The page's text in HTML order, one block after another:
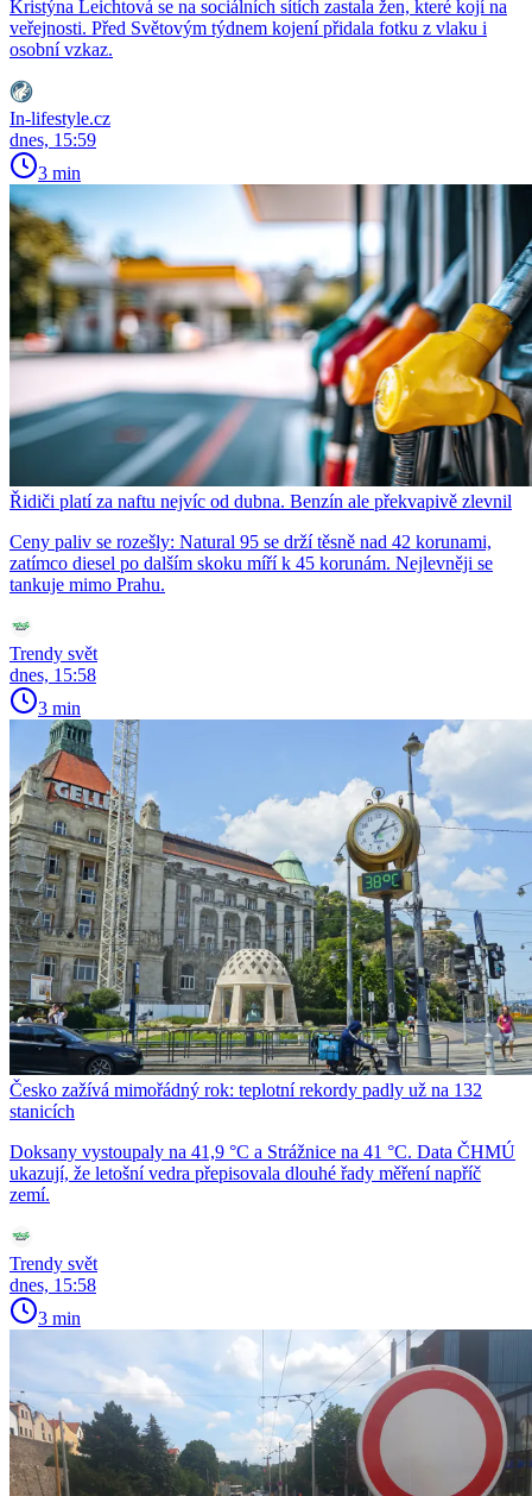
Kristýna Leichtová se na sociálních sítích zastala žen, které kojí na
veřejnosti. Před Světovým týdnem kojení přidala fotku z vlaku i
osobní vzkaz.
In-lifestyle.cz
dnes, 15:59
3 min
Řidiči platí za naftu nejvíc od dubna. Benzín ale překvapivě zlevnil
Ceny paliv se rozešly: Natural 95 se drží těsně nad 42 korunami,
zatímco diesel po dalším skoku míří k 45 korunám. Nejlevněji se
tankuje mimo Prahu.
Trendy svět
dnes, 15:58
3 min
Česko zažívá mimořádný rok: teplotní rekordy padly už na 132
stanicích
Doksany vystoupaly na 41,9 °C a Strážnice na 41 °C. Data ČHMÚ
ukazují, že letošní vedra přepisovala dlouhé řady měření napříč
zemí.
Trendy svět
dnes, 15:58
3 min